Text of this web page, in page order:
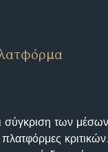
σύγκριση των
πλατφόρμες